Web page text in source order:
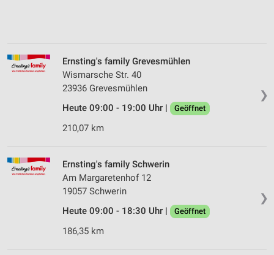
❯
Ernsting's family Grevesmühlen
Wismarsche Str. 40
23936 Grevesmühlen
Heute 09:00 - 19:00 Uhr |
Geöffnet
210,07 km
❯
Ernsting's family Schwerin
Am Margaretenhof 12
19057 Schwerin
Heute 09:00 - 18:30 Uhr |
Geöffnet
186,35 km